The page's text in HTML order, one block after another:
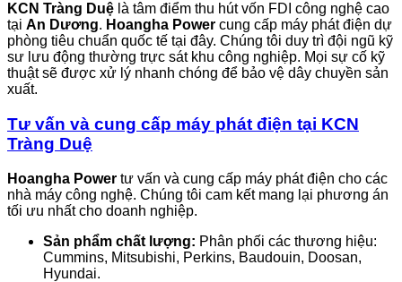
KCN Tràng Duệ là tâm điểm thu hút vốn FDI công nghệ cao
tại An Dương. Hoangha Power cung cấp máy phát điện dự
phòng tiêu chuẩn quốc tế tại đây. Chúng tôi duy trì đội ngũ kỹ
sư lưu động thường trực sát khu công nghiệp. Mọi sự cố kỹ
thuật sẽ được xử lý nhanh chóng để bảo vệ dây chuyền sản
xuất.
Tư vấn và cung cấp máy phát điện tại KCN
Tràng Duệ
Hoangha Power tư vấn và cung cấp máy phát điện cho các
nhà máy công nghệ. Chúng tôi cam kết mang lại phương án
tối ưu nhất cho doanh nghiệp.
Sản phẩm chất lượng: Phân phối các thương hiệu:
Cummins, Mitsubishi, Perkins, Baudouin, Doosan,
Hyundai.